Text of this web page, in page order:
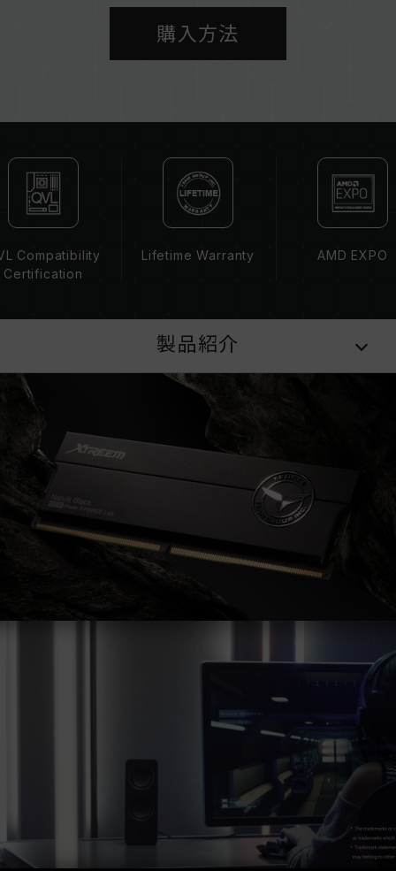
QVL（互換性リスト）をご参照ください。
メモリの最大動作周波数は、システムのBIOS設
ーを混在させないでください。各セットのメモリ
のメモリーを混在させると、システムが不安定に
なったり、起動に失敗したりする可能性がありま
す。
CPUのメモリコントローラー（IMC）の性能
ードのBIOSバージョンは、メモリの動作周波数
にしない場合、メモリはSPDのデフォルト周波数
（JEDEC標準）で動作し、例えばDDR5-
4800（またはそれ以下）となります。これは正
常な動作であり、製品の欠陥ではありません。
り、一部のマザーボードでは、指定された周波数
に達しない可能性があります。最大動作周波数
は、システム設定性によって決まります。
オーバークロック（XMP 3.0 / EXPOを有効化）
はJEDEC標準に準拠しておらず、システムの安
定性に影響を及ぼす可能性があります。オーバー
クロックによる不安定性が発生した場合は、
BIOSの設定をデフォルトに戻してください。
ご使用のマザーボードおよびプロセッサが、対応
するオーバークロック技術（XMP 3.0 / EXPO）
をサポートしているかをご確認ください。対応し
ていない場合、メモリは指定のオーバークロック
周波数に達しない可能性があります。
TEAMGROUPのメモリモジュールは標準電圧範
囲内でテストされています。マザーボードやプロ
セッサの故障が発生した場合は、それぞれの製造
元のアフターサービスにお問い合わせください。
購入方法
Compatibility
Certification
Lifetime Warranty AMD EXPO
製品紹介